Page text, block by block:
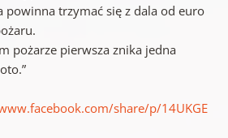
powinna trzymać się z dala od euro
pożarze pierwsza znika jedna
share/p/14UKGE